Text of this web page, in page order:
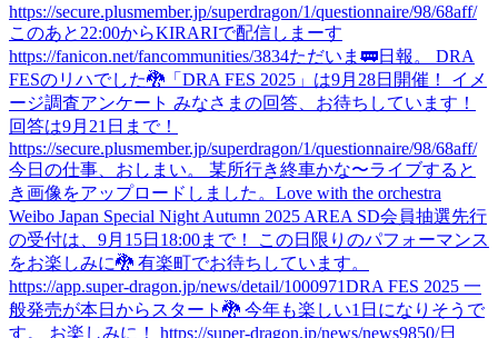
https://secure.plusmember.jp/superdragon/1/questionnaire/98/68aff/
このあと22:00からKIRARIで配信しまーす
https://fanicon.net/fancommunities/3834ただいま🚃日報。 DRA
FESのリハでした🐉 「DRA FES 2025」は9月28日開催！ イメ
ージ調査アンケート みなさまの回答、お待ちしています！
回答は9月21日まで！
https://secure.plusmember.jp/superdragon/1/questionnaire/98/68aff/
今日の仕事、おしまい。 某所行き終車かな〜ライブすると
き画像をアップロードしました。 Love with the orchestra
Weibo Japan Special Night Autumn 2025 AREA SD会員抽選先行
の受付は、9月15日18:00まで！ この日限りのパフォーマンス
をお楽しみに🐉 有楽町でお待ちしています。
https://app.super-dragon.jp/news/detail/1000971DRA FES 2025 一
般発売が本日からスタート🐉 今年も楽しい1日になりそうで
す。 お楽しみに！ https://super-dragon.jp/news/news9850/日